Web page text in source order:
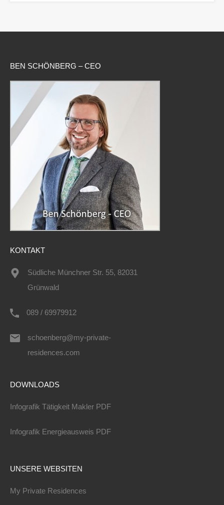
BEN SCHÖNBERG – CEO
KONTAKT
Südliche Münchner Str. 55, 82031
Grünwald
089 / 69979912
schoenberg@my-private-
residences.com
DOWNLOADS
Infografik Tätigkeit Makler PDF
Infografik Energieausweis PDF
UNSERE WEBSITEN
My Private Residences